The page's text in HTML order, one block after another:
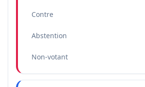
Contre
Abstention
Non-votant